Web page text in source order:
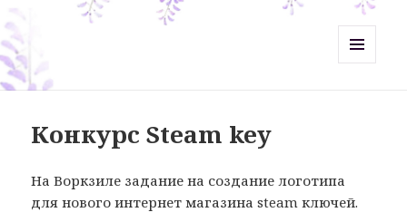
Конкурс Steam key
На Воркзиле задание на создание логотипа
для нового интернет магазина steam ключей.